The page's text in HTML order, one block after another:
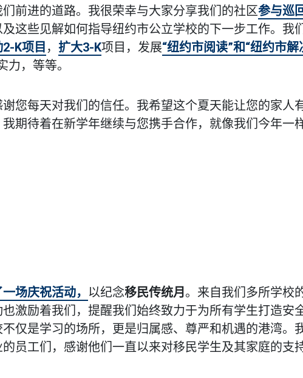
前进的道路。我很荣幸与大家分享我们的社区参与巡
这些见解如何指导纽约市公立学校的下一步工作。我
K项目 ， 扩大3-K项目，发展“纽约市阅读”和“纽约市解
力，等等。
您每天对我们的信任。我希望这个夏天能让您的家人
期待着在新学年继续与您携手合作，就像我们今年一样
场庆祝活动， 以纪念移民传统月。来自我们多所学校
激励着我们，提醒我们始终致力于为所有学生打造安
仅是学习的场所，更是归属感、尊严和机遇的港湾。
员工们，感谢他们一直以来对移民学生及其家庭的支持